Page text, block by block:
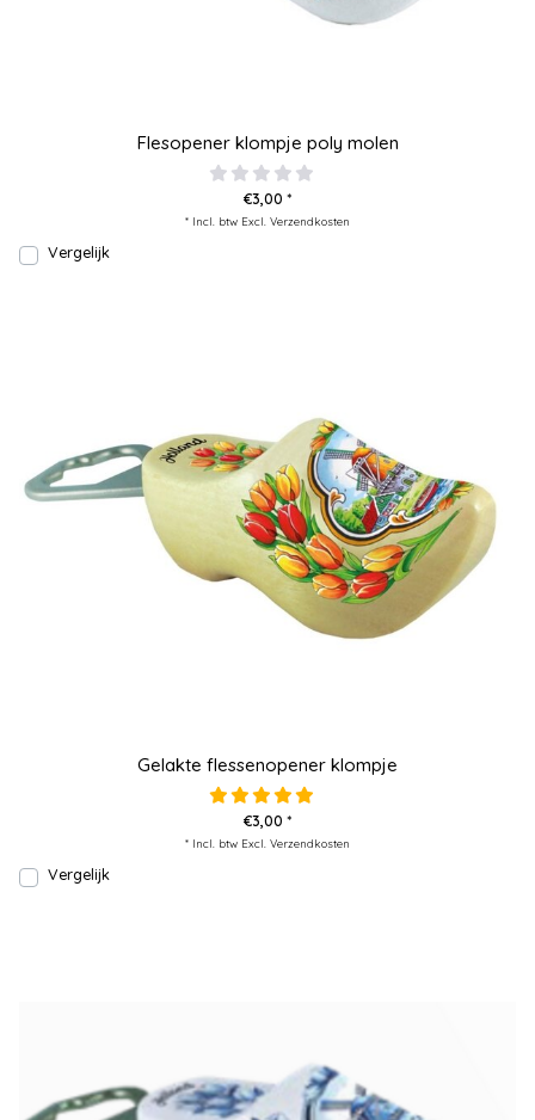
Flesopener klompje poly molen
€3,00 *
* Incl. btw Excl. Verzendkosten
Vergelijk
Gelakte flessenopener klompje
€3,00 *
* Incl. btw Excl. Verzendkosten
Vergelijk